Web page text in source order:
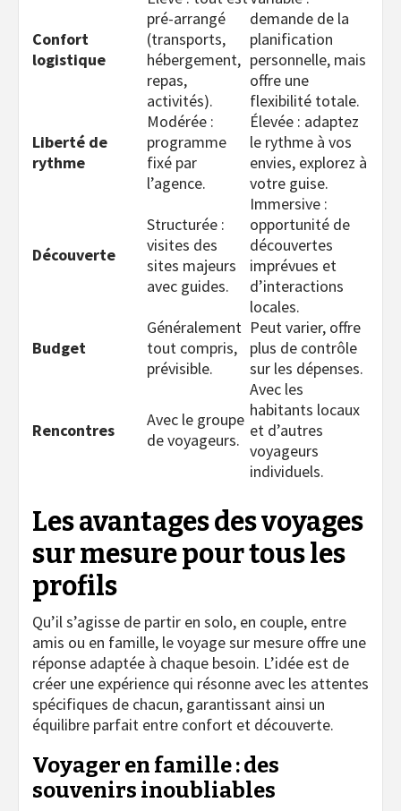
Confort
logistique
pré-arrangé
(transports,
hébergement,
repas,
activités).
demande de la
planification
personnelle, mais
offre une
flexibilité totale.
Liberté de
rythme
Modérée :
programme
fixé par
l’agence.
Élevée : adaptez
le rythme à vos
envies, explorez à
votre guise.
Découverte
Structurée :
visites des
sites majeurs
avec guides.
Immersive :
opportunité de
découvertes
imprévues et
d’interactions
locales.
Budget
Généralement
tout compris,
prévisible.
Peut varier, offre
plus de contrôle
sur les dépenses.
Rencontres
Avec le groupe
de voyageurs.
Avec les
habitants locaux
et d’autres
voyageurs
individuels.
Les avantages des voyages
sur mesure pour tous les
profils
Qu’il s’agisse de partir en solo, en couple, entre
amis ou en famille, le voyage sur mesure offre une
réponse adaptée à chaque besoin. L’idée est de
créer une expérience qui résonne avec les attentes
spécifiques de chacun, garantissant ainsi un
équilibre parfait entre confort et découverte.
Voyager en famille : des
souvenirs inoubliables